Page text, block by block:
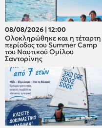
08/08/2026 | 12:00
Oλοκληρώθηκε και η τέταρτη
περίοδος του Summer Camp
του Ναυτικού Ομίλου
Σαντορίνης